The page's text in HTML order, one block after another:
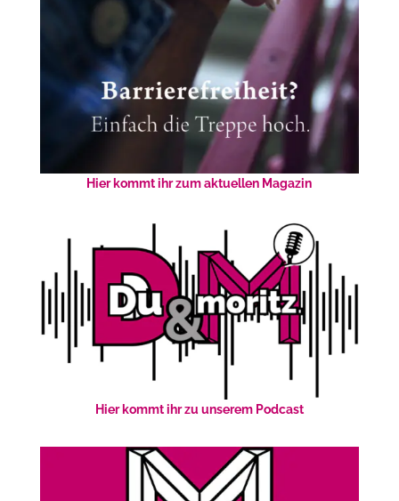
Hier kommt ihr zum aktuellen Magazin
Hier kommt ihr zu unserem Podcast